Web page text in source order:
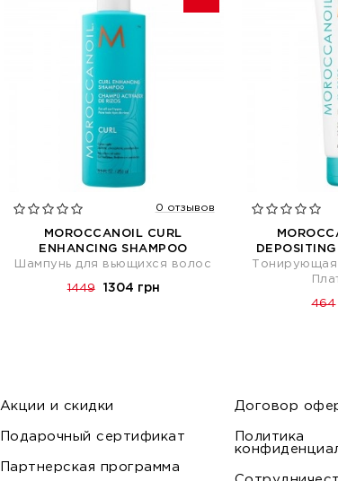
0 отзывов
MOROCCANOIL CURL
ENHANCING SHAMPOO
Шампунь для вьющихся волос
1449 1304 грн
464
Акции и скидки
Подарочный сертификат
Партнерская программа
Договор
Политика